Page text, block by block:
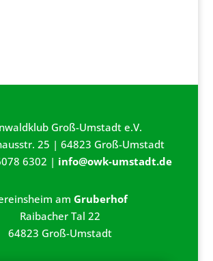
Groß-Umstadt e.V.
25 | 64823 Groß-Umstadt
6302 | info@owk-umstadt.de
amGruberhof
Raibacher Tal 22
64823 Groß-Umstadt